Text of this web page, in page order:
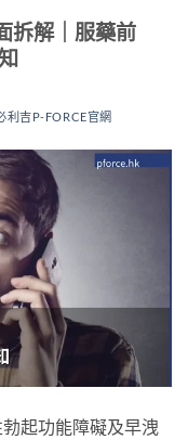
拆解｜服藥前
利吉P-FORCE官網
起功能障礙及早洩